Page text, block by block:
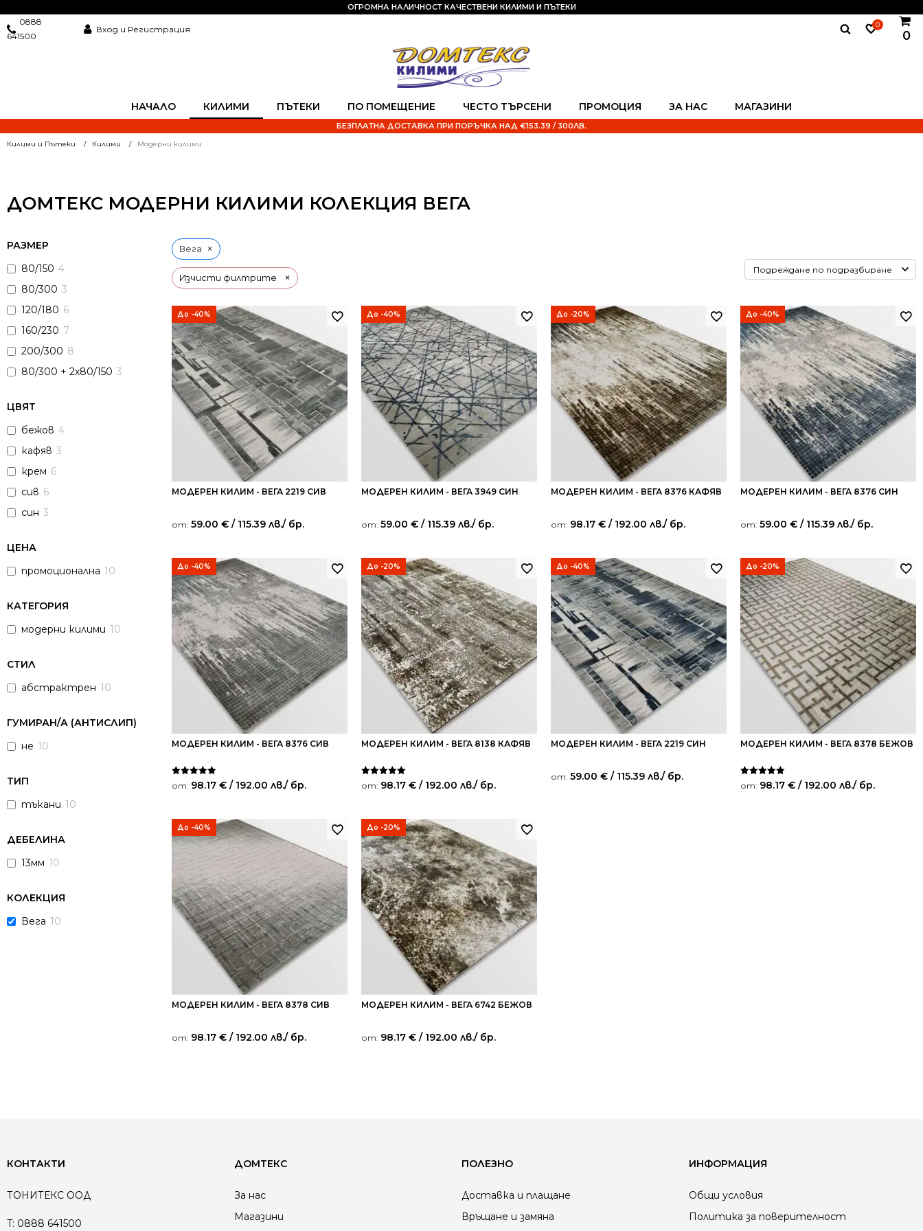
НАЧАЛО КИЛИМИ ПЪТЕКИ ПО ПОМЕЩЕНИЕ ЧЕСТО ТЪРСЕНИ ПРОМОЦИЯ ЗА НАС МАГАЗИНИ
0
0
0888
641500
Вход и Регистрация
ОГРОМНА НАЛИЧНОСТ КАЧЕСТВЕНИ КИЛИМИ И ПЪТЕКИ
БЕЗПЛАТНА ДОСТАВКА ПРИ ПОРЪЧКА НАД €153.39 / 300ЛВ.
Килими и Пътеки Килими Модерни килими
ДОМТЕКС МОДЕРНИ КИЛИМИ КОЛЕКЦИЯ ВЕГА
РАЗМЕР
80/150 4
80/300 3
120/180 6
160/230 7
200/300 8
80/300 + 2х80/150 3
ЦВЯТ
бежов 4
кафяв 3
крем 6
сив 6
син 3
ЦЕНА
промоционална 10
КАТЕГОРИЯ
модерни килими 10
СТИЛ
абстрактрен 10
ГУМИРАН/А (АНТИСЛИП)
не 10
ТИП
тъкани 10
ДЕБЕЛИНА
13мм 10
КОЛЕКЦИЯ
Вега 10
Изчисти филтрите ×
Вега ×
До -40%
МОДЕРЕН КИЛИМ - ВЕГА 2219 СИВ
от: 59.00 € / 115.39 лв./ бр.
До -40%
МОДЕРЕН КИЛИМ - ВЕГА 3949 СИН
от: 59.00 € / 115.39 лв./ бр.
До -20%
МОДЕРЕН КИЛИМ - ВЕГА 8376 КАФЯВ
от: 98.17 € / 192.00 лв./ бр.
До -40%
МОДЕРЕН КИЛИМ - ВЕГА 8376 СИН
от: 59.00 € / 115.39 лв./ бр.
До -40%
МОДЕРЕН КИЛИМ - ВЕГА 8376 СИВ
Оценено на
5.00
от: 98.17 € / 192.00 лв./ бр.
До -20%
МОДЕРЕН КИЛИМ - ВЕГА 8138 КАФЯВ
Оценено на
5.00
от: 98.17 € / 192.00 лв./ бр.
До -40%
МОДЕРЕН КИЛИМ - ВЕГА 2219 СИН
от: 59.00 € / 115.39 лв./ бр.
До -20%
МОДЕРЕН КИЛИМ - ВЕГА 8378 БЕЖОВ
Оценено на
5.00
от: 98.17 € / 192.00 лв./ бр.
До -40%
МОДЕРЕН КИЛИМ - ВЕГА 8378 СИВ
от: 98.17 € / 192.00 лв./ бр.
До -20%
МОДЕРЕН КИЛИМ - ВЕГА 6742 БЕЖОВ
от: 98.17 € / 192.00 лв./ бр.
КОНТАКТИ
ТОНИТЕКС ООД
T: 0888 641500
ДОМТЕКС
За нас
Магазини
ПОЛЕЗНО
Доставка и плащане
Връщане и замяна
ИНФОРМАЦИЯ
Общи условия
Политика за поверителност